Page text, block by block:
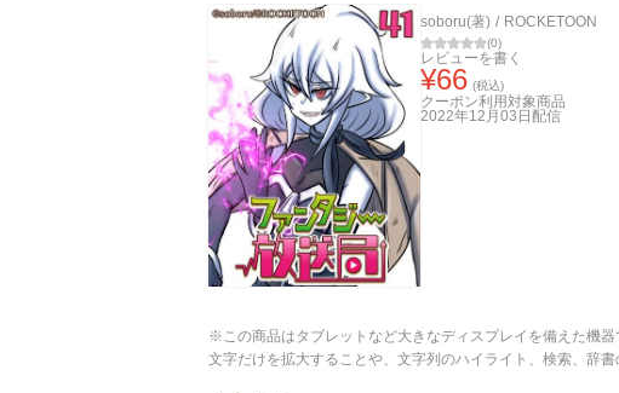
soboru(著) / ROCKETOON
(0)
レビューを書く
¥66 (税込)
クーポン利用対象商品
2022年12月03日 配信
※この商品はタブレットなど大きなディスプレイを備えた機器
文字だけを拡大することや、文字列のハイライト、検索、辞